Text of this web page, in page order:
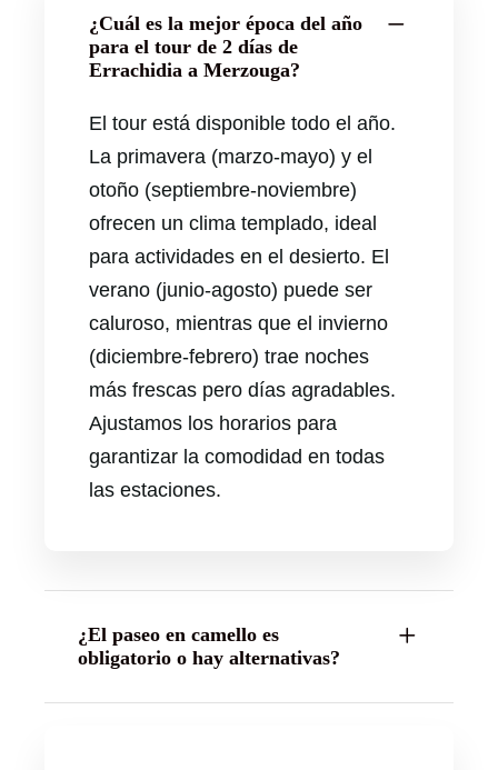
¿Cuál es la mejor época del año
para el tour de 2 días de
Errachidia a Merzouga?
El tour está disponible todo el año.
La primavera (marzo-mayo) y el
otoño (septiembre-noviembre)
ofrecen un clima templado, ideal
para actividades en el desierto. El
verano (junio-agosto) puede ser
caluroso, mientras que el invierno
(diciembre-febrero) trae noches
más frescas pero días agradables.
Ajustamos los horarios para
garantizar la comodidad en todas
las estaciones.
¿El paseo en camello es
obligatorio o hay alternativas?